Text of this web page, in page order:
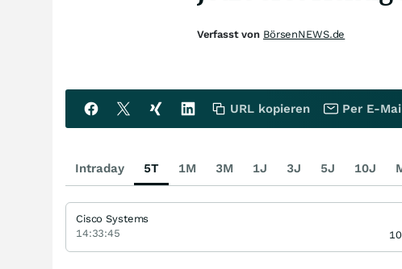
Verfasst von BörsenNEWS.de
URL kopieren Per E-
Intraday 5T 1M 3M 1J 3J 5J 10J
Cisco Systems
14:33:45